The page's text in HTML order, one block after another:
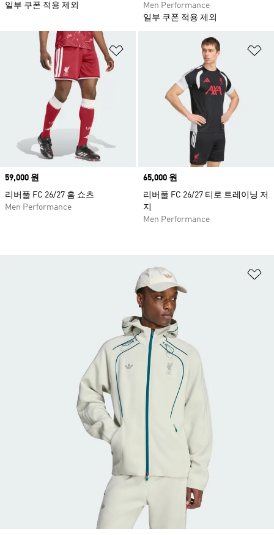
일부 쿠폰 적용 제외
Men Performance
일부 쿠폰 적용 제외
Price
59,000 원
리버풀 FC 26/27 홈 쇼츠
Men Performance
Price
65,000 원
리버풀 FC 26/27 티로 트레이닝 저
지
Men Performance